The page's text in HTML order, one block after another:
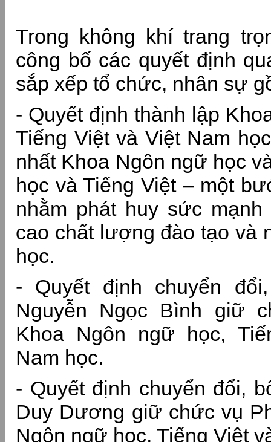
Trong không khí trang
công bố các quyết định
sắp xếp tổ chức, nhân sự
- Quyết định thành lập
Tiếng Việt và Việt Nam
nhất Khoa Ngôn ngữ học
học và Tiếng Việt – một
nhằm phát huy sức
cao chất lượng đào tạo và
học.
- Quyết định chuyển
Nguyễn Ngọc Bình giữ
Khoa Ngôn ngữ học,
Nam học.
- Quyết định chuyển đổi,
Duy Dương giữ chức vụ
Ngôn ngữ học, Tiếng Việt